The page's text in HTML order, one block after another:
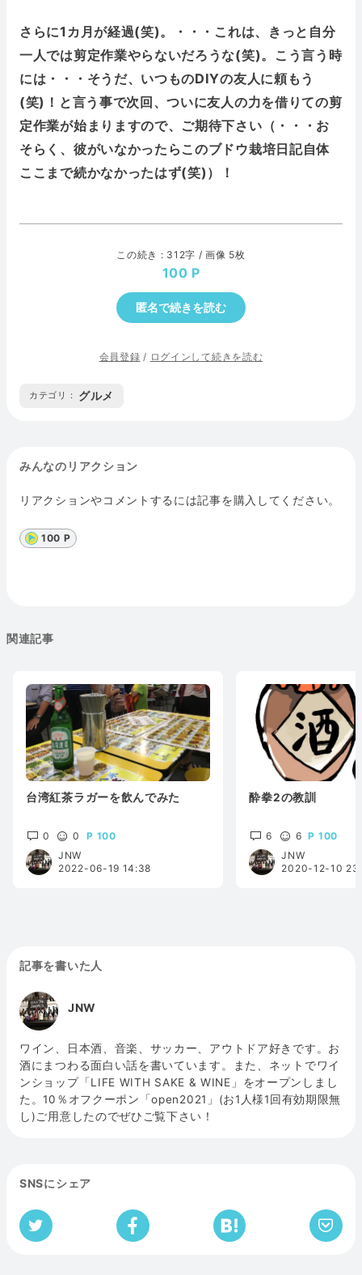
さらに1カ月が経過(笑)。・・・これは、きっと自分
一人では剪定作業やらないだろうな(笑)。こう言う時
には・・・そうだ、いつものDIYの友人に頼もう
(笑)！と言う事で次回、ついに友人の力を借りての剪
定作業が始まりますので、ご期待下さい（・・・お
そらく、彼がいなかったらこのブドウ栽培日記自体
ここまで続かなかったはず(笑)）！
この続き : 312字 / 画像 5枚
100
匿名で続きを読む
会員登録 / ログインして続きを読む
カテゴリ : グルメ
みんなのリアクション
リアクションやコメントするには記事を購入してください。
100 P
関連記事
台湾紅茶ラガーを飲んでみた
0 0
100
JNW
2022-06-19 14:38
酔拳2の教訓
6 6
100
JNW
2020-12-10
記事を書いた人
JNW
ワイン、日本酒、音楽、サッカー、アウトドア好きです。お
酒にまつわる面白い話を書いています。また、ネットでワイ
ンショップ「LIFE WITH SAKE & WINE」をオープンしまし
た。10％オフクーポン「open2021」(お1人様1回有効期限無
し)ご用意したのでぜひご覧下さい！
SNSにシェア